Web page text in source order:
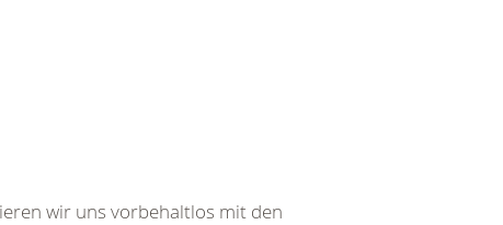
wir uns vorbehaltlos mit den